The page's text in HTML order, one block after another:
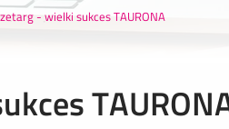
- wielki sukces TAURONA